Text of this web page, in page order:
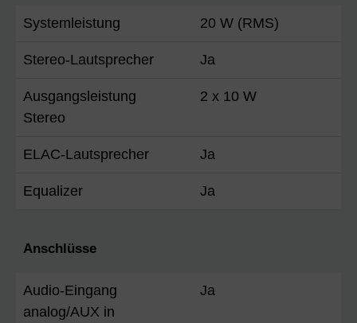
Systemleistung 20 W (RMS)
Stereo-Lautsprecher Ja
Ausgangsleistung
Stereo
2 x 10 W
ELAC-Lautsprecher Ja
Equalizer Ja
Anschlüsse
Audio-Eingang
analog/AUX in
Ja